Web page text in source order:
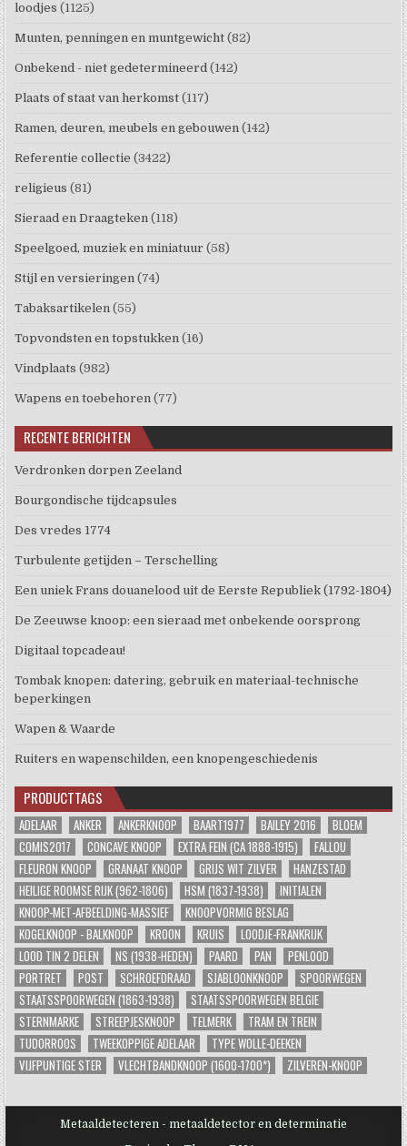
loodjes (1125)
Munten, penningen en muntgewicht (82)
Onbekend - niet gedetermineerd (142)
Plaats of staat van herkomst (117)
Ramen, deuren, meubels en gebouwen (142)
Referentie collectie (3422)
religieus (81)
Sieraad en Draagteken (118)
Speelgoed, muziek en miniatuur (58)
Stijl en versieringen (74)
Tabaksartikelen (55)
Topvondsten en topstukken (16)
Vindplaats (982)
Wapens en toebehoren (77)
RECENTE BERICHTEN
Verdronken dorpen Zeeland
Bourgondische tijdcapsules
Des vredes 1774
Turbulente getijden – Terschelling
Een uniek Frans douanelood uit de Eerste Republiek (1792-1804)
De Zeeuwse knoop: een sieraad met onbekende oorsprong
Digitaal topcadeau!
Tombak knopen: datering, gebruik en materiaal-technische
beperkingen
Wapen & Waarde
Ruiters en wapenschilden, een knopengeschiedenis
PRODUCTTAGS
ADELAAR ANKER ANKERKNOOP BAART1977 BAILEY 2016
BLOEM
COMIS2017
CONCAVE KNOOP EXTRA FEIN (CA 1888-1915)
FALLOU
FLEURON KNOOP
GRANAAT KNOOP GRIJS WIT ZILVER
HANZESTAD
HEILIGE ROOMSE RIJK (962-1806)
HSM (1837-1938)
INITIALEN
KNOOP-MET-AFBEELDING-MASSIEF
KNOOPVORMIG BESLAG
KOGELKNOOP - BALKNOOP
KROON KRUIS
LOODJE-FRANKRIJK
LOOD TIN 2 DELEN
NS (1938-HEDEN) PAARD PAN
PENLOOD
PORTRET
POST SCHROEFDRAAD SJABLOONKNOOP
SPOORWEGEN
STAATSSPOORWEGEN (1863-1938)
STAATSSPOORWEGEN BELGIE
STERNMARKE
STREEPJESKNOOP TELMERK
TRAM EN TREIN
TUDORROOS
TWEEKOPPIGE ADELAAR
TYPE WOLLE-DEEKEN
VIJFPUNTIGE STER
VLECHTBANDKNOOP (1600-1700*) ZILVEREN-KNOOP
Metaaldetecteren - metaaldetector en determinatie